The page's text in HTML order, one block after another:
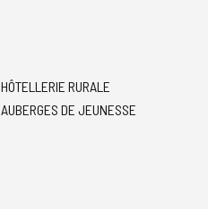
HÔTELLERIE RURALE
AUBERGES DE JEUNESSE